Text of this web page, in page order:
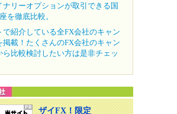
ナリーオプションが取引できる国
を徹底比較。
で紹介している全FX会社のキャン
掲載！たくさんのFX会社のキャン
ら比較検討したい方は是非チェッ
ザイFX！限定